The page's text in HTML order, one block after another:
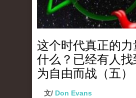
这个时代真正的力
什么？已经有人
为自由而战（五）
文/ Don Evans